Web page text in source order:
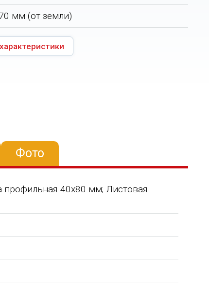
мм (от земли)
Фото
профильная 40х80 мм; Листовая